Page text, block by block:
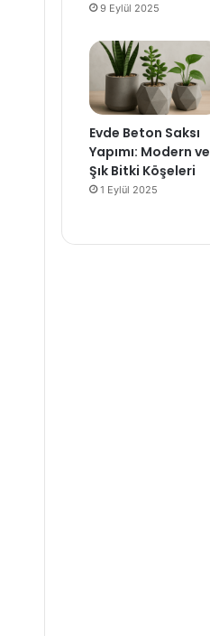
9 Eylül 2025
Evde Beton Saksı
Yapımı: Modern ve
Şık Bitki Köşeleri
1 Eylül 2025